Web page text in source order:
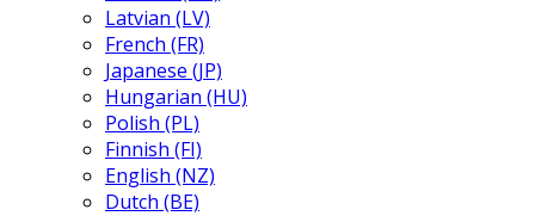
Latvian (LV)
French (FR)
Japanese (JP)
Hungarian (HU)
Polish (PL)
Finnish (FI)
English (NZ)
Dutch (BE)